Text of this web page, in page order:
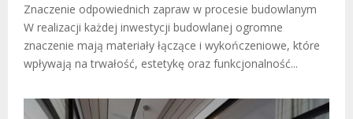
Znaczenie odpowiednich zapraw w procesie budowlanym
W realizacji każdej inwestycji budowlanej ogromne
znaczenie mają materiały łączące i wykończeniowe, które
wpływają na trwałość, estetykę oraz funkcjonalność...